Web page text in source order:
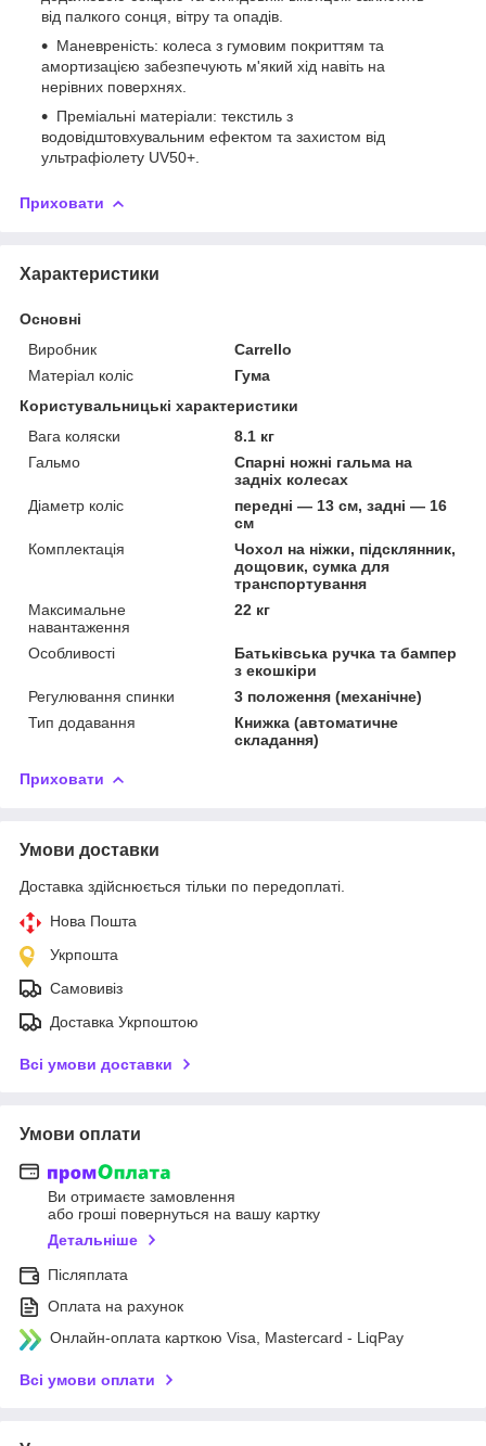
від палкого сонця, вітру та опадів.
Маневреність: колеса з гумовим покриттям та
амортизацією забезпечують м'який хід навіть на
нерівних поверхнях.
Преміальні матеріали: текстиль з
водовідштовхувальним ефектом та захистом від
ультрафіолету UV50+.
Приховати
Характеристики
Основні
Виробник
Carrello
Матеріал коліс
Гума
Користувальницькі характеристики
Вага коляски
8.1 кг
Гальмо
Спарні ножні гальма на
задніх колесах
Діаметр коліс
передні — 13 см, задні — 16
см
Комплектація
Чохол на ніжки, підсклянник,
дощовик, сумка для
транспортування
Максимальне
навантаження
22 кг
Особливості
Батьківська ручка та бампер
з екошкіри
Регулювання спинки
3 положення (механічне)
Тип додавання
Книжка (автоматичне
складання)
Приховати
Умови доставки
Доставка здійснюється тільки по передоплаті.
Нова Пошта
Укрпошта
Самовивіз
Доставка Укрпоштою
Всі умови доставки
Умови оплати
Ви отримаєте замовлення
або гроші повернуться на вашу картку
Детальніше
Післяплата
Оплата на рахунок
Онлайн-оплата карткою Visa, Mastercard - LiqPay
Всі умови оплати